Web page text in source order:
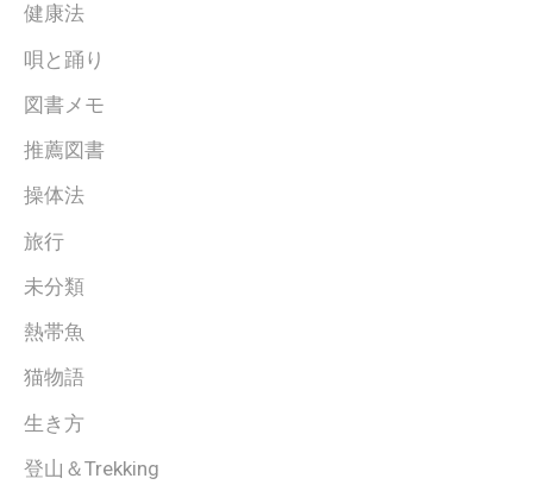
健康法
唄と踊り
図書メモ
推薦図書
操体法
旅行
未分類
熱帯魚
猫物語
生き方
登山＆Trekking